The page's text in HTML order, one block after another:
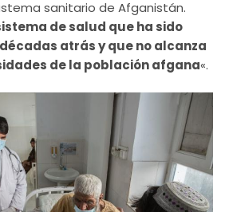
sanitario de Afganistán.
de salud que ha sido
atrás y que no alcanza
de la población afgana«.